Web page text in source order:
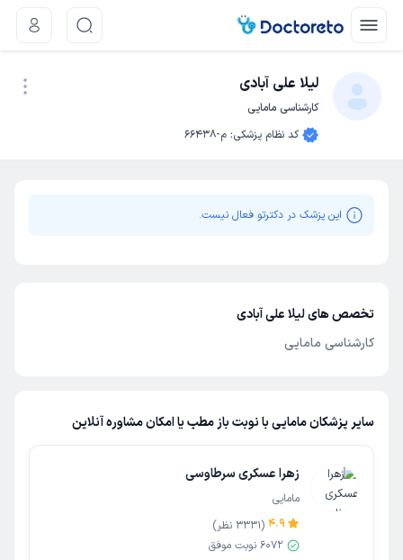
لیلا علی آبادی
کارشناسی مامایی
کد نظام پزشکی: م-66438
این پزشک در دکترتو فعال نیست.
تخصص های لیلا علی آبادی
کارشناسی مامایی
سایر پزشکان مامایی با نوبت باز مطب یا امکان مشاوره آنلاین
زهرا عسکری سرطاوسی
مامایی
4.9
(
3331 نظر)
6072 نوبت موفق